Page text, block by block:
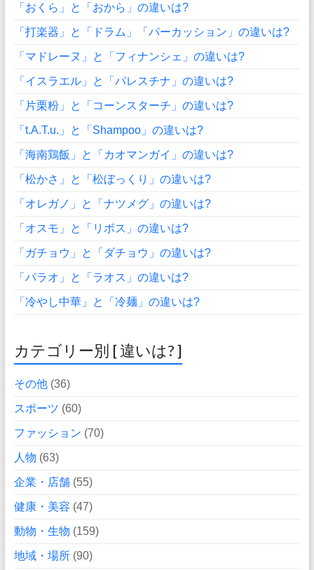
「おくら」と「おから」の違いは?
「打楽器」と「ドラム」「パーカッション」の違いは?
「マドレーヌ」と「フィナンシェ」の違いは?
「イスラエル」と「パレスチナ」の違いは?
「片栗粉」と「コーンスターチ」の違いは?
「t.A.T.u.」と「Shampoo」の違いは?
「海南鶏飯」と「カオマンガイ」の違いは?
「松かさ」と「松ぼっくり」の違いは?
「オレガノ」と「ナツメグ」の違いは?
「オスモ」と「リボス」の違いは?
「ガチョウ」と「ダチョウ」の違いは?
「パラオ」と「ラオス」の違いは?
「冷やし中華」と「冷麺」の違いは?
カテゴリー別 [ 違いは? ]
その他(36)
スポーツ (60)
ファッション (70)
人物 (63)
企業・店舗(55)
健康・美容 (47)
動物・生物 (159)
地域・場所(90)